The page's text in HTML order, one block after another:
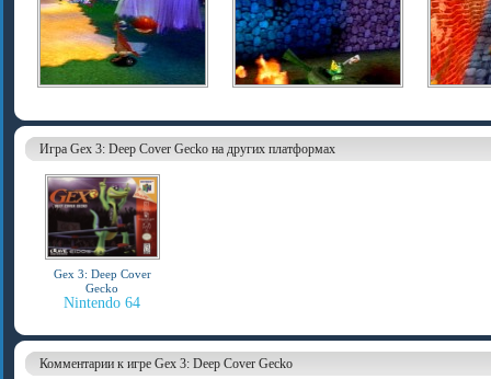
Игра Gex 3: Deep Cover Gecko на других платформах
Gex 3: Deep Cover
Gecko
Nintendo 64
Комментарии к игре Gex 3: Deep Cover Gecko